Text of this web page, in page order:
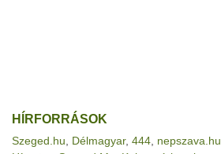
HÍRFORRÁSOK
Szeged.hu Délmagyar, 444 nepszava.hu